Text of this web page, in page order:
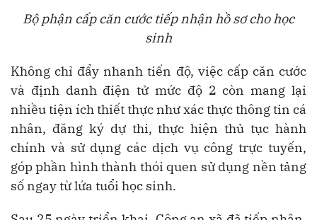
Bộ phận cấp căn cước tiếp nhận hồ sơ cho học
sinh
Không chỉ đẩy nhanh tiến độ, việc cấp căn cước
và định danh điện tử mức độ 2 còn mang lại
nhiều tiện ích thiết thực như xác thực thông tin cá
nhân, đăng ký dự thi, thực hiện thủ tục hành
chính và sử dụng các dịch vụ công trực tuyến,
góp phần hình thành thói quen sử dụng nền tảng
số ngay từ lứa tuổi học sinh.